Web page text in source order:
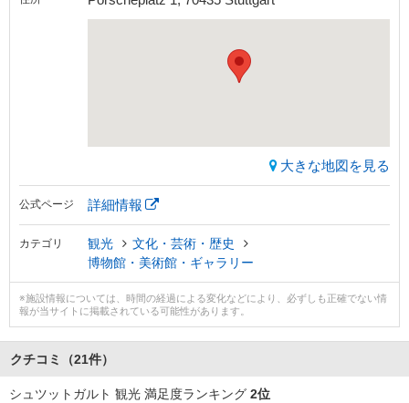
大きな地図を見る
公式ページ 詳細情報
カテゴリ 観光
文化・芸術・歴史
博物館・美術館・ギャラリー
※施設情報については、時間の経過による変化などにより、必ずしも正確でない情
報が当サイトに掲載されている可能性があります。
クチコミ （21件）
シュツットガルト 観光 満足度ランキング 2位